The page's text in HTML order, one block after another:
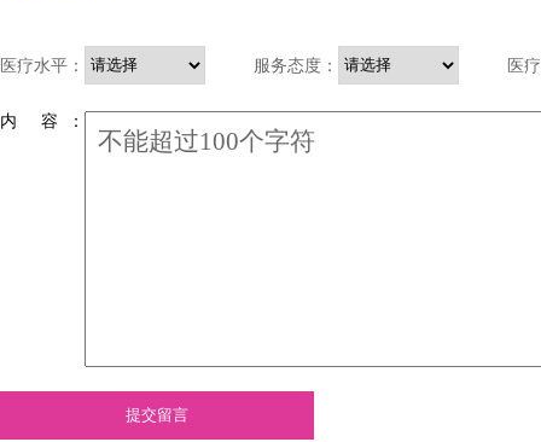
医疗水平： 服务态度： 医
内 容 ：
提交留言